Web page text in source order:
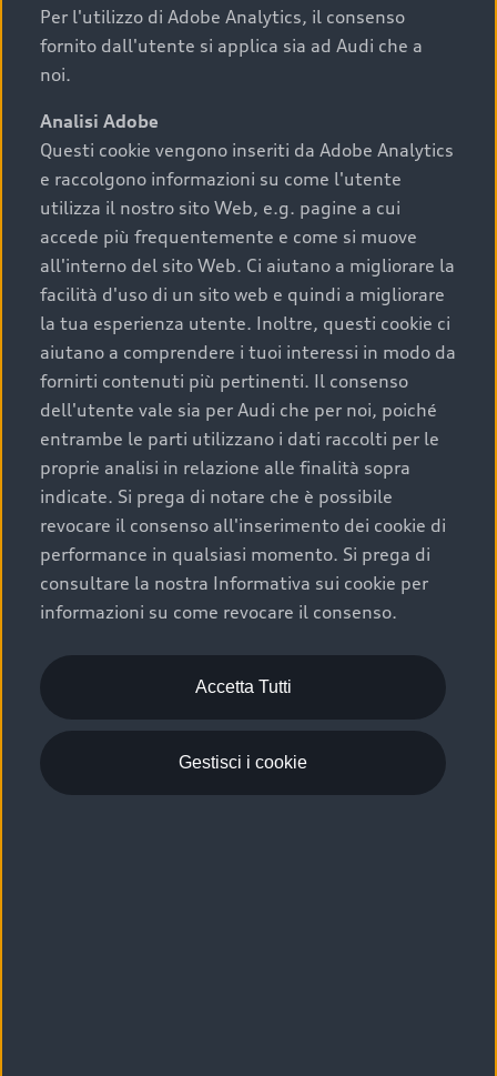
I requisiti fondamentali da considerare prima di
acquistare un’auto usata, oltre al prezzo e all'aspetto,
chilometraggio: un valore contenuto corrisponde a
uno stato migliore del veicolo e a una maggiore
durata nel tempo;
cronologia dei tagliandi: una documentazione
completa della vettura certifica una manutenzione
costante e accurata;
condizioni della carrozzeria e degli interni: una
buona conservazione evidenzia cura e attenzione del
precedente proprietario;
efficienza meccanica: motore, trasmissione e
componenti principali in ottimo stato garantiscono
prestazioni affidabili e sicure.
Acquistare un’auto usata in una Concessionaria ufficiale
Audi che offre l’usato garantito tramite Audi Prima
Scelta :plus, significa affidarsi ad un prodotto che viene
sottoposto a 110 controlli approfonditi e coperto da
garanzia fino a 4 anni per una maggiore tutela del tuo
acquisto.
Per l'utilizzo di Adobe Analytics, il consenso
fornito dall'utente si applica sia ad Audi che a
noi.
Analisi Adobe
Questi cookie vengono inseriti da Adobe Analytics
e raccolgono informazioni su come l'utente
utilizza il nostro sito Web, e.g. pagine a cui
accede più frequentemente e come si muove
all'interno del sito Web. Ci aiutano a migliorare la
facilità d'uso di un sito web e quindi a migliorare
la tua esperienza utente. Inoltre, questi cookie ci
aiutano a comprendere i tuoi interessi in modo da
fornirti contenuti più pertinenti. Il consenso
dell'utente vale sia per Audi che per noi, poiché
entrambe le parti utilizzano i dati raccolti per le
proprie analisi in relazione alle finalità sopra
indicate. Si prega di notare che è possibile
revocare il consenso all'inserimento dei cookie di
performance in qualsiasi momento. Si prega di
consultare la nostra Informativa sui cookie per
informazioni su come revocare il consenso.
Accetta Tutti
Gestisci i cookie